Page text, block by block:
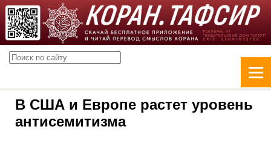
В США и Европе растет уровень
антисемитизма